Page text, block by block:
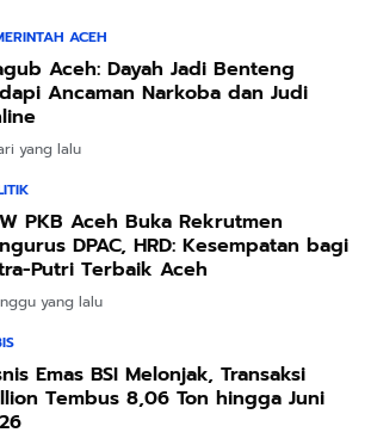
ACEH
Aceh: Dayah Jadi Benteng
Ancaman Narkoba dan Judi
yang lalu
PKB Aceh Buka Rekrutmen
DPAC, HRD: Kesempatan bagi
Putri Terbaik Aceh
yang lalu
Emas BSI Melonjak, Transaksi
Tembus 8,06 Ton hingga Juni